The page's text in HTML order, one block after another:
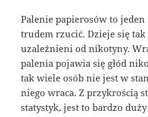
Palenie papierosów to jeden
trudem rzucić. Dzieje się tak
uzależnieni od nikotyny.
palenia pojawia się głód
tak wiele osób nie jest w
niego wraca. Z przykrością
statystyk, jest to bardzo duży